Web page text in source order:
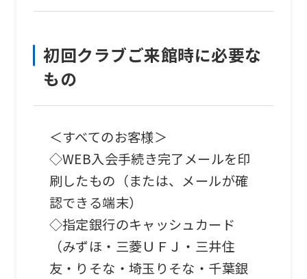
初回クラブご来館時に必要な
もの
＜すべてのお客様＞
◇WEB入会手続き完了メールを印
刷したもの（または、メールが確
認できる端末）
◇指定銀行のキャッシュカード
（みずほ・三菱ＵＦＪ・三井住
友・りそな・埼玉りそな・千葉銀
the
if
you
use
automatic
translation
service,